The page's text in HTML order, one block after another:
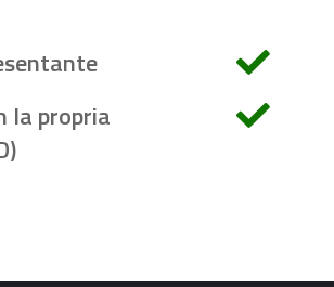
la propria